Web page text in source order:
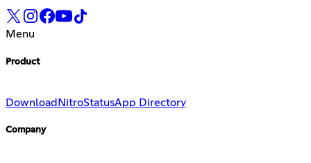
Menu
Product
Download NitroStatusApp Directory
Company